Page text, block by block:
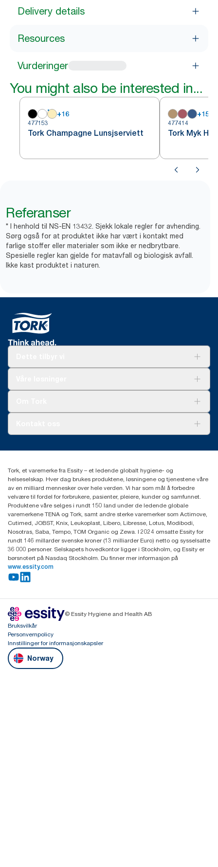
Delivery details
Resources
Vurderinger
You might also be interested in...
+16
477153
Tork Champagne Lunsjserviett
+15
477414
Tork Myk
Referanser
* I henhold til NS-EN 13432. Sjekk lokale regler før avhending.
Sørg også for at produktet ikke har vært i kontakt med
farlige stoffer eller materialer som ikke er nedbrytbare.
Spesielle regler kan gjelde for matavfall og biologisk avfall.
Ikke kast produktet i naturen.
(+47) 22 70 62 00
Fredrik Selmers vei 6
0603 OSLO
Tork, et varemerke fra Essity – et ledende globalt hygiene- og
helseselskap. Hver dag brukes produktene, løsningene og tjenestene våre
av en milliard mennesker over hele verden. Vi har som mål å forbedre
velvære til fordel for forbrukere, pasienter, pleiere, kunder og samfunnet.
Produktene våre selges i rundt 150 land under de ledende globale
varemerkene TENA og Tork, samt andre sterke varemerker som Actimove,
Cutimed, JOBST, Knix, Leukoplast, Libero, Libresse, Lotus, Modibodi,
Nosotras, Saba, Tempo, TOM Organic og Zewa. I 2024 omsatte Essity for
rundt 146 millarder svenske kroner (13 milliarder Euro) netto og sysselsatte
36 000 personer. Selskapets hovedkontor ligger i Stockholm, og Essity er
børsnotert på Nasdaq Stockholm. Du finner mer informasjon på
www.essity.com
© Essity Hygiene and Health AB
Bruksvilkår
Personvernpolicy
Innstillinger for informasjonskapsler
Norway